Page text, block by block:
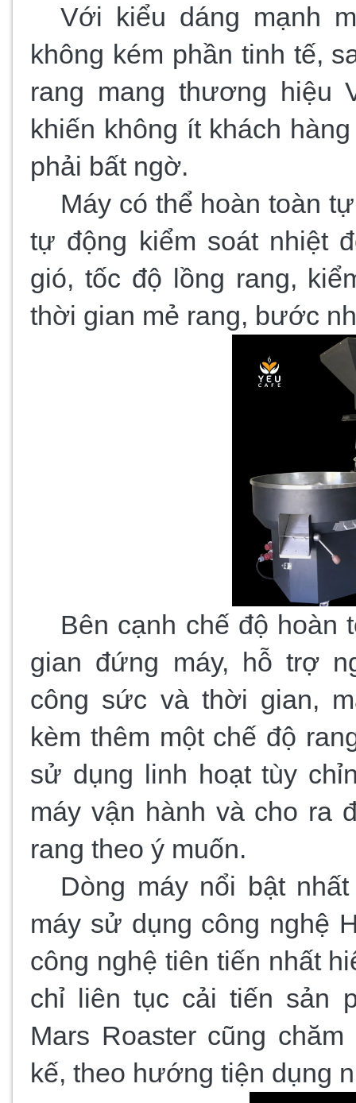
Với kiểu dáng mạnh
không kém phần tinh tế,
rang mang thương hiệu
khiến không ít khách
phải bất ngờ.
Máy có thể hoàn toàn
tự động kiểm soát nhiệt
gió, tốc độ lồng rang,
thời gian mẻ rang, bước
Bên cạnh chế độ hoàn
gian đứng máy, hỗ trợ
công sức và thời gian,
kèm thêm một chế độ
sử dụng linh hoạt tùy
máy vận hành và cho ra
rang theo ý muốn.
Dòng máy nổi bật
máy sử dụng công nghệ
công nghệ tiên tiến nhất
chỉ liên tục cải tiến sản
Mars Roaster cũng
kế, theo hướng tiện dụng